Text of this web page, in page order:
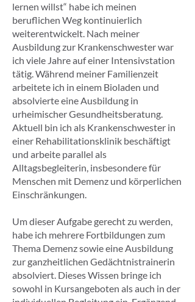
lernen willst“ habe ich meinen
beruflichen Weg kontinuierlich
weiterentwickelt. Nach meiner
Ausbildung zur Krankenschwester war
ich viele Jahre auf einer Intensivstation
tätig. Während meiner Familienzeit
arbeitete ich in einem Bioladen und
absolvierte eine Ausbildung in
urheimischer Gesundheitsberatung.
Aktuell bin ich als Krankenschwester in
einer Rehabilitationsklinik beschäftigt
und arbeite parallel als
Alltagsbegleiterin, insbesondere für
Menschen mit Demenz und körperlichen
Einschränkungen.
Um dieser Aufgabe gerecht zu werden,
habe ich mehrere Fortbildungen zum
Thema Demenz sowie eine Ausbildung
zur ganzheitlichen Gedächtnistrainerin
absolviert. Dieses Wissen bringe ich
sowohl in Kursangeboten als auch in der